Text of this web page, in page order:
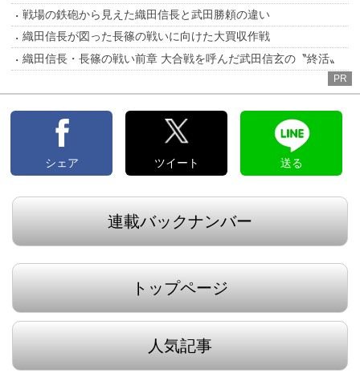
戦場の鉄砲から見えた織田信長と武田勝頼の違い
織田信長が図った長篠の戦いに向けた大買収作戦
織田信長・長篠の戦い前章 大合戦を呼んだ武田信玄の〝終活〟
PR
シェア ツイート 送る
連載バックナンバー
トップページ
人気記事